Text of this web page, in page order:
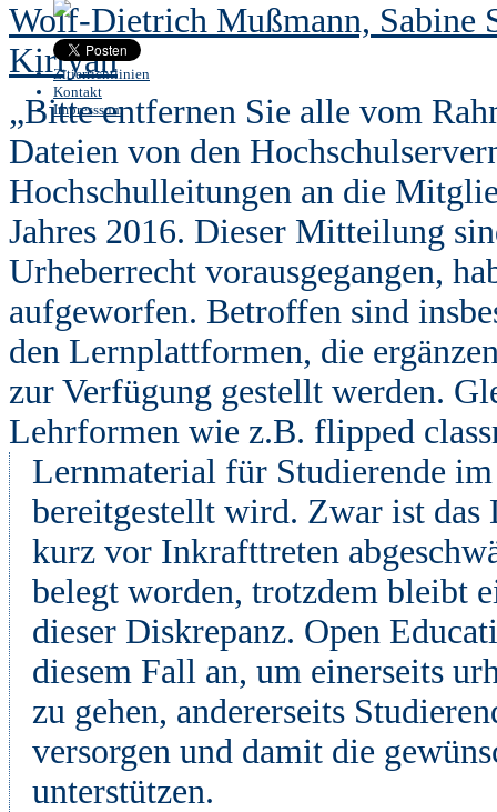
Zitierrichtlinien
Kontakt
Impresssum
Wolf-Dietrich Mußmann, Sabine
Kirtyan
„Bitte entfernen Sie alle vom
Dateien von den
Hochschulleitungen an die
Jahres 2016. Dieser Mitteilung
Urheberrecht vorausgegangen,
aufgeworfen. Betroffen sind
den Lernplattformen, die
zur Verfügung gestellt werden.
Lehrformen wie z.B. flipped
Lernmaterial für Studierende
bereitgestellt wird. Zwar ist das
kurz vor Inkrafttreten
belegt worden, trotzdem bleibt
dieser Diskrepanz. Open
diesem Fall an, um einerseits
zu gehen, andererseits
versorgen und damit die
unterstützen.